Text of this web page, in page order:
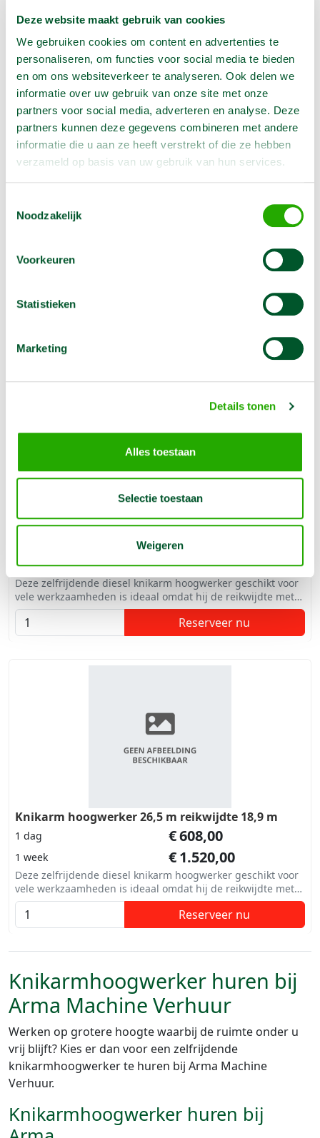
Deze website maakt gebruik van cookies
We gebruiken cookies om content en advertenties te
personaliseren, om functies voor social media te bieden
en om ons websiteverkeer te analyseren. Ook delen we
informatie over uw gebruik van onze site met onze
partners voor social media, adverteren en analyse. Deze
partners kunnen deze gegevens combineren met andere
informatie die u aan ze heeft verstrekt of die ze hebben
verzameld op basis van uw gebruik van hun services.
Noodzakelijk
Voorkeuren
Statistieken
Marketing
Details tonen
Alles toestaan
Selectie toestaan
Weigeren
terrein
1 week
Deze zelfrijdende hybride knikarm hoogwerker geschikt
met de knikhoogte combineert.
Knikarm hoogwerker 20 m reikwijdte 12 m ruw
terrein
€324,00
1 week €810,00
Deze zelfrijdende diesel knikarm hoogwerker geschikt voor
vele werkzaamheden is ideaal omdat hij de reikwijdte met
de knikhoogte combineert.
Reserveer nu
Knikarm hoogwerker 26,5 m reikwijdte 18,9 m
1 dag €608,00
1 week €1.520,00
Deze zelfrijdende diesel knikarm hoogwerker geschikt voor
vele werkzaamheden is ideaal omdat hij de reikwijdte met
de knikhoogte combineert.
Reserveer nu
Knikarmhoogwerker huren bij
Arma Machine Verhuur
Werken op grotere hoogte waarbij de ruimte onder u
vrij blijft? Kies er dan voor een zelfrijdende
knikarmhoogwerker te huren bij Arma Machine
Verhuur.
Knikarmhoogwerker huren bij